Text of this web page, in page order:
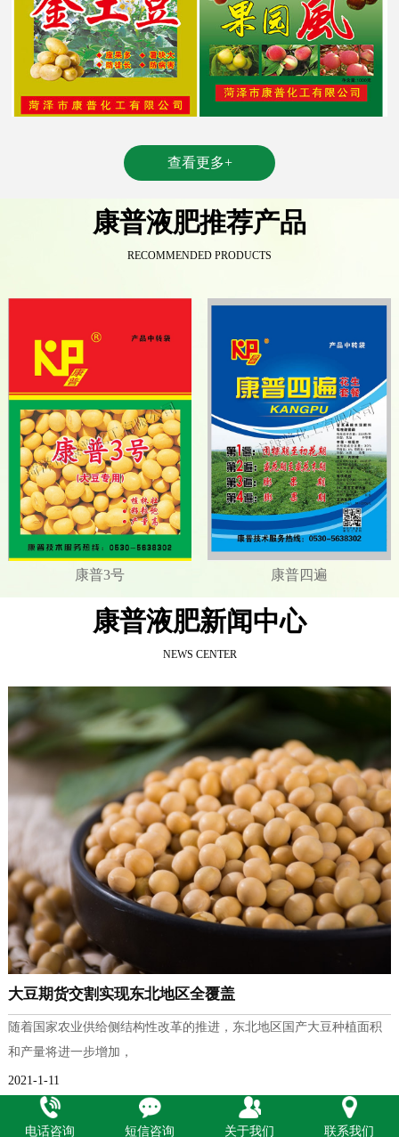
查看更多+
康普液肥推荐产品
RECOMMENDED PRODUCTS
康普3号 康普四遍
康普液肥新闻中心
NEWS CENTER
大豆期货交割实现东北地区全覆盖
随着国家农业供给侧结构性改革的推进，东北地区国产大豆种植面积
和产量将进一步增加，
2021-1-11
电话咨询 短信咨询 关于我们 联系我们